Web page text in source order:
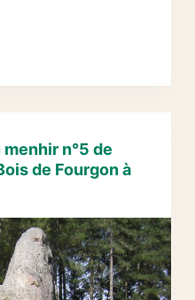
n°5 de
de Fourgon à